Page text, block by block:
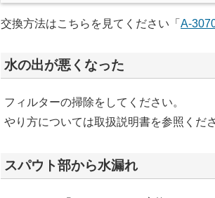
交換方法はこちらを見てください「 A-
水の出が悪くなった
フィルターの掃除をしてください。
やり方については取扱説明書を参照くださ
スパウト部から水漏れ